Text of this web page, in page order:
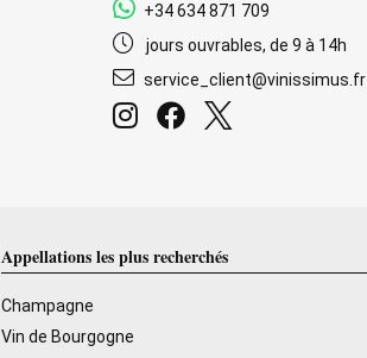
+34 634 871 709
jours ouvrables, de 9 à 14h
service_client@vinissimus.fr
Appellations les plus recherchés
Champagne
Vin de Bourgogne